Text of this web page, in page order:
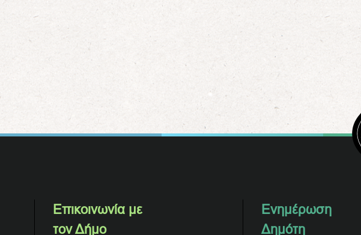
Επικοινωνία με
τον Δήμο
Ενημέρωση
Δημότη